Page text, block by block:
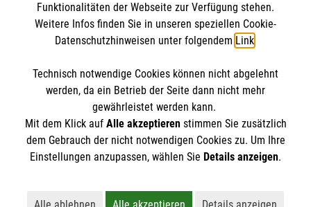
Malteserorden
Sharepoint
Spendenkonto
Bank: Pax-Bank
IBAN: DE26 3706 0120 1201 2260 11
BIC: GENODED1PA7
So finden Sie uns
Dr.-Wilhelm-Külz-Straße 1 b
01796 Pirna
Telefon:03501 467835
Der Malteser Hilfsdienst e.V. ist als eingetragene
Gewerbesteuer befreit.
Funktionalitäten der Webseite zur Verfügung stehen.
Weitere Infos finden Sie in unseren speziellen Cookie-
Datenschutzhinweisen unter folgendem Link.
Technisch notwendige Cookies können nicht abgelehnt
werden, da ein Betrieb der Seite dann nicht mehr
gewährleistet werden kann.
Mit dem Klick auf Alle akzeptierenstimmen Sie zusätzlich
dem Gebrauch der nicht notwendigen Cookies zu. Um Ihre
Einstellungen anzupassen, wählen Sie Details anzeigen.